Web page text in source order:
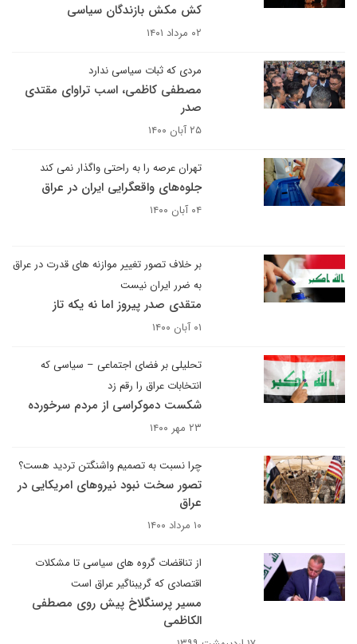
کش مکش بازندگان سیاسی
۰۲ مرداد ۱۴۰۱
مردی که ثبات سیاسی ندارد
مصطفی کاظمی، اسب تراوای مقتدی
صدر
۲۵ آبان ۱۴۰۰
تهران عرصه را به راحتی واگذار نمی کند
جلوه‌های واقعگرایی ایران در عراق
۰۴ آبان ۱۴۰۰
بر خلاف تصور تغییر موازنه های قدرت در عراق
به ضرر ایران نیست
متقدی صدر پیروز اما نه یکه تاز
۰۱ آبان ۱۴۰۰
تحلیلی بر فضای اجتماعی – سیاسی که
انتخابات عراق را رقم زد
شکست دموکراسی از مردم سرخورده
۲۳ مهر ۱۴۰۰
چرا نسبت به تصمیم واشنگتن تردید هست؟
تصور سخت نبود نیروهای امریکایی در
عراق
۱۰ مرداد ۱۴۰۰
از تناقضات گروه های سیاسی تا مشکلات
اقتصادی که گریبناگیر عراق است
مسیر پرسنگلاخ پیش روی مصطفی
الکاظمی